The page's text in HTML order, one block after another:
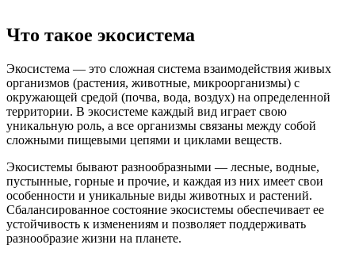
Что такое экосистема
Экосистема — это сложная система взаимодействия живых
организмов (растения, животные, микроорганизмы) с
окружающей средой (почва, вода, воздух) на определенной
территории. В экосистеме каждый вид играет свою
уникальную роль, а все организмы связаны между собой
сложными пищевыми цепями и циклами веществ.
Экосистемы бывают разнообразными — лесные, водные,
пустынные, горные и прочие, и каждая из них имеет свои
особенности и уникальные виды животных и растений.
Сбалансированное состояние экосистемы обеспечивает ее
устойчивость к изменениям и позволяет поддерживать
разнообразие жизни на планете.